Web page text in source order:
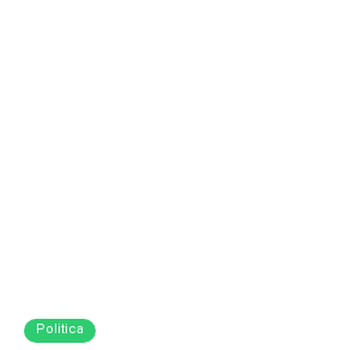
Politica